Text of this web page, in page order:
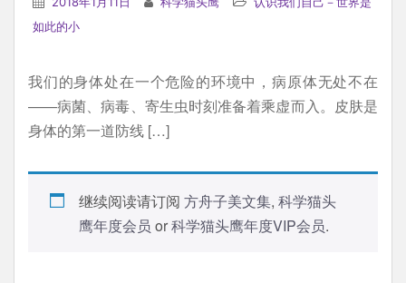
如此的小
我们的身体处在一个危险的环境中，病原体无处不在
——病菌、病毒、寄生虫时刻准备着乘虚而入。皮肤是
身体的第一道防线 […]
继续阅读请订阅 方舟子美文集, 科学猫头
鹰年度会员 or科学猫头鹰年度VIP会员.